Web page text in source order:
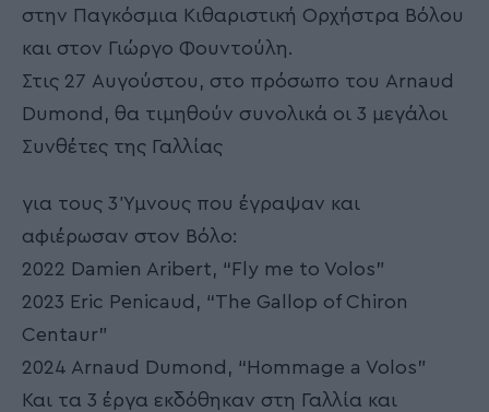
στην Παγκόσμια Κιθαριστική Ορχήστρα Βόλου
και στον Γιώργο Φουντούλη.
Στις 27 Αυγούστου, στο πρόσωπο του Arnaud
Dumond, θα τιμηθούν συνολικά οι 3 μεγάλοι
Συνθέτες της Γαλλίας
για τους 3 Ύμνους που έγραψαν και
αφιέρωσαν στον Βόλο:
2022 Damien Aribert, “Fly me to Volos”
2023 Eric Penicaud, “The Gallop of Chiron
Centaur”
2024 Arnaud Dumond, “Hommage a Volos”
Και τα 3 έργα εκδόθηκαν στη Γαλλία και